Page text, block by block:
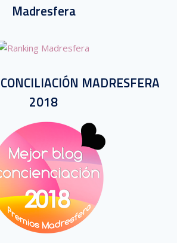
Madresfera
MADRESFERA
2018